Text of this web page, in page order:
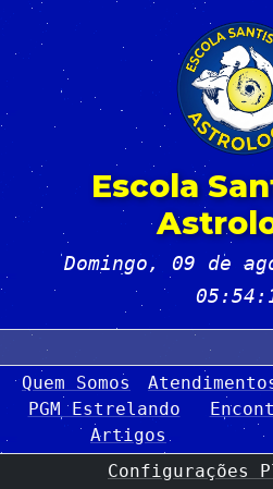
Escola
Domingo, 09 de
Quem Somos
PGM Estrelando
Artigos
Configurações